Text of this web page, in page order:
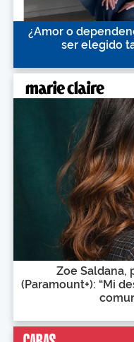
¿Amor o
ser elegido
Zoe Saldana,
(Paramount+): “Mi